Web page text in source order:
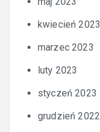
kwiecień 2023
marzec 2023
luty 2023
styczeń 2023
grudzień 2022